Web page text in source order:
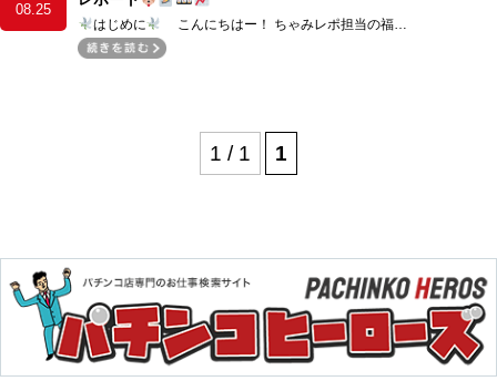
08.25
はじめに こんにちはー！ ちゃみレポ担当の福…
1 / 1 1